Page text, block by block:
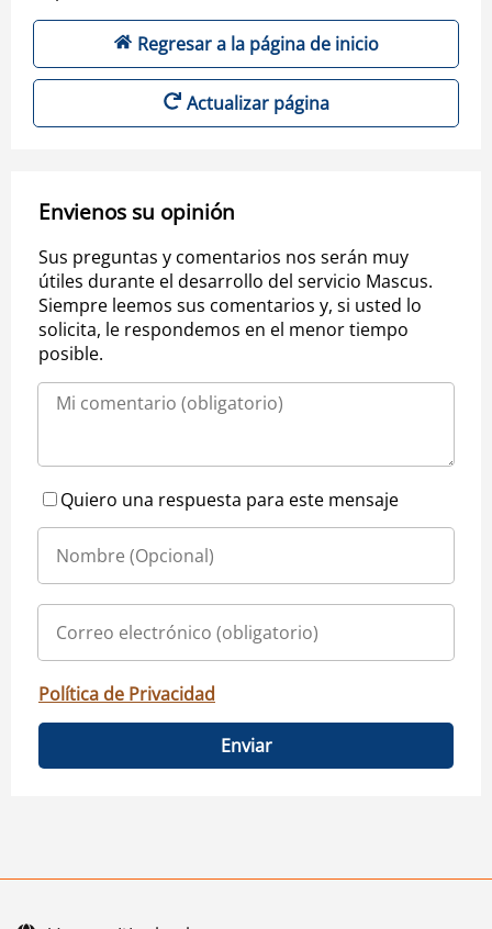
Regresar a la página de inicio
Actualizar página
Envienos su opinión
Sus preguntas y comentarios nos serán muy
útiles durante el desarrollo del servicio Mascus.
Siempre leemos sus comentarios y, si usted lo
solicita, le respondemos en el menor tiempo
posible.
Quiero una respuesta para este mensaje
Política de Privacidad
Enviar